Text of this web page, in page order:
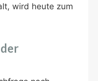
wird heute zum